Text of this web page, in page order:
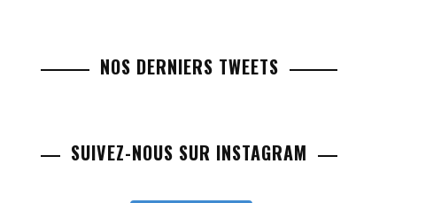
NOS DERNIERS TWEETS
SUIVEZ-NOUS SUR INSTAGRAM